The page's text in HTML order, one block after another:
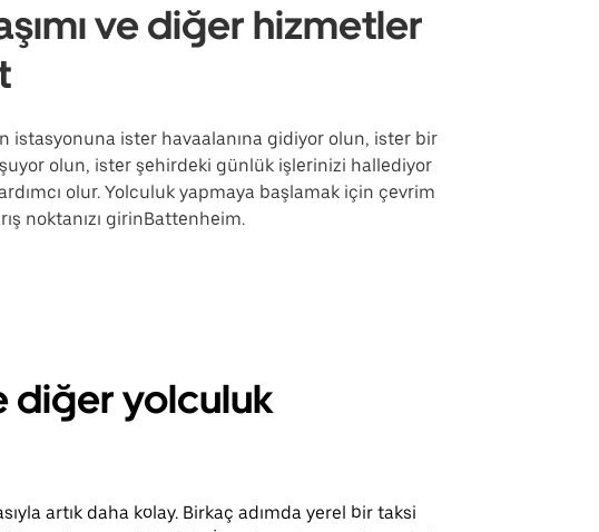
ve diğer hizmetler
istasyonuna ister havaalanına gidiyor olun, ister bir
olun, ister şehirdeki günlük işlerinizi hallediyor
olur. Yolculuk yapmaya başlamak için çevrim
noktanızı girinBattenheim.
diğer yolculuk
artık daha kolay. Birkaç adımda yerel bir taksi